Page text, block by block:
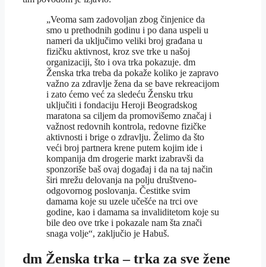
„Veoma sam zadovoljan zbog činjenice da
smo u prethodnih godinu i po dana uspeli u
nameri da uključimo veliki broj građana u
fizičku aktivnost, kroz sve trke u našoj
organizaciji, što i ova trka pokazuje. dm
Ženska trka treba da pokaže koliko je zapravo
važno za zdravlje žena da se bave rekreacijom
i zato ćemo već za sledeću Žensku trku
uključiti i fondaciju Heroji Beogradskog
maratona sa ciljem da promovišemo značaj i
važnost redovnih kontrola, redovne fizičke
aktivnosti i brige o zdravlju. Želimo da što
veći broj partnera krene putem kojim ide i
kompanija dm drogerie markt izabravši da
sponzoriše baš ovaj događaj i da na taj način
širi mrežu delovanja na polju društveno-
odgovornog poslovanja. Čestitke svim
damama koje su uzele učešće na trci ove
godine, kao i damama sa invaliditetom koje su
bile deo ove trke i pokazale nam šta znači
snaga volje“, zaključio je Habuš.
dm Ženska trka – trka za sve žene